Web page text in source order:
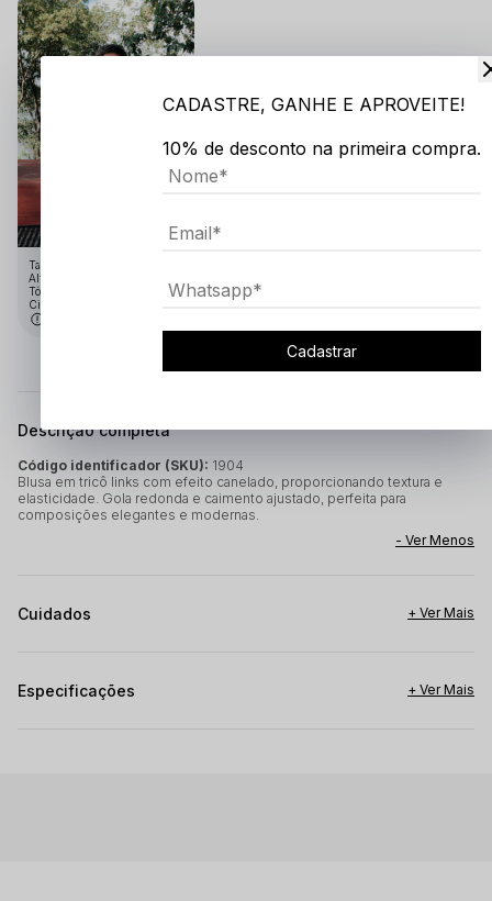
Tamanho:GG
Altura: 1.91
Tórax: 1.10
Cintura: 75
Descrição completa
Código identificador (SKU): 1904
Blusa em tricô links com efeito canelado, proporcionando textura e
elasticidade. Gola redonda e caimento ajustado, perfeita para
composições elegantes e modernas.
Cuidados
Especificações
CADASTRE, GANHE E APROVEITE!
10% de desconto na primeira compra.
Cadastrar